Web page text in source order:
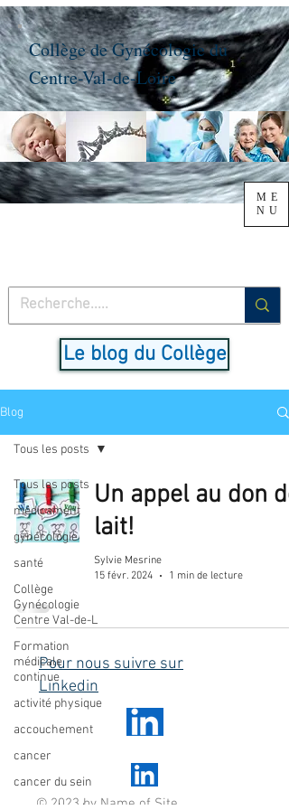
Le blog du Collège
ME
NU
Collège de Gynécologie du
Centre-Val-de-Loire
Blog
Tous les posts
médicament
gynécologie
santé
Collège
Gynécologie
Centre Val-de-L
Formation
médicale
continue
activité physique
accouchement
cancer
cancer du sein
Tous les posts
Un appel au don de
lait!
Sylvie Mesrine
15 févr. 2024
1 min de lecture
Pour nous suivre sur
Linkedin
© 2023 by Name of Site.